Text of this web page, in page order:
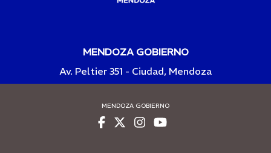
MENDOZA GOBIERNO
Av. Peltier 351 - Ciudad, Mendoza
MENDOZA GOBIERNO